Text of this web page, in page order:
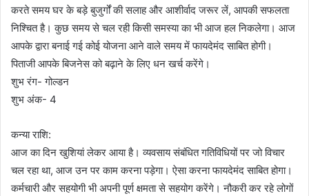
करते समय घर के बड़े बुजुर्गों की सलाह और आशीर्वाद जरूर लें, आपकी सफलता
निश्चित है। कुछ समय से चल रही किसी समस्या का भी आज हल निकलेगा। आज
आपके द्वारा बनाई गई कोई योजना आने वाले समय में फायदेमंद साबित होगी।
पिताजी आपके बिजनेस को बढ़ाने के लिए धन खर्च करेंगे।
शुभ रंग- गोल्डन
शुभ अंक- 4
कन्या राशि:
आज का दिन खुशियां लेकर आया है। व्यवसाय संबंधित गतिविधियों पर जो विचार
चल रहा था, आज उन पर काम करना पड़ेगा। ऐसा करना फायदेमंद साबित होगा।
कर्मचारी और सहयोगी भी अपनी पूर्ण क्षमता से सहयोग करेंगे। नौकरी कर रहे लोगों